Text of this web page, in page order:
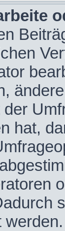
der
hat,
werden.